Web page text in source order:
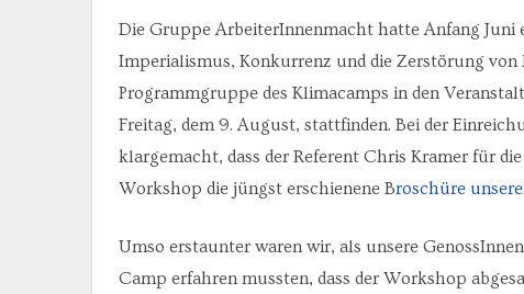
Die Gruppe ArbeiterInnenmacht hatte Anfang
Imperialismus, Konkurrenz und die Zerstörung
Programmgruppe des Klimacamps in den
Freitag, dem 9. August, stattfinden. Bei der
klargemacht, dass der Referent Chris Kramer für
Workshop die jüngst erschienene Broschüre
Umso erstaunter waren wir, als unsere
Camp erfahren mussten, dass der Workshop